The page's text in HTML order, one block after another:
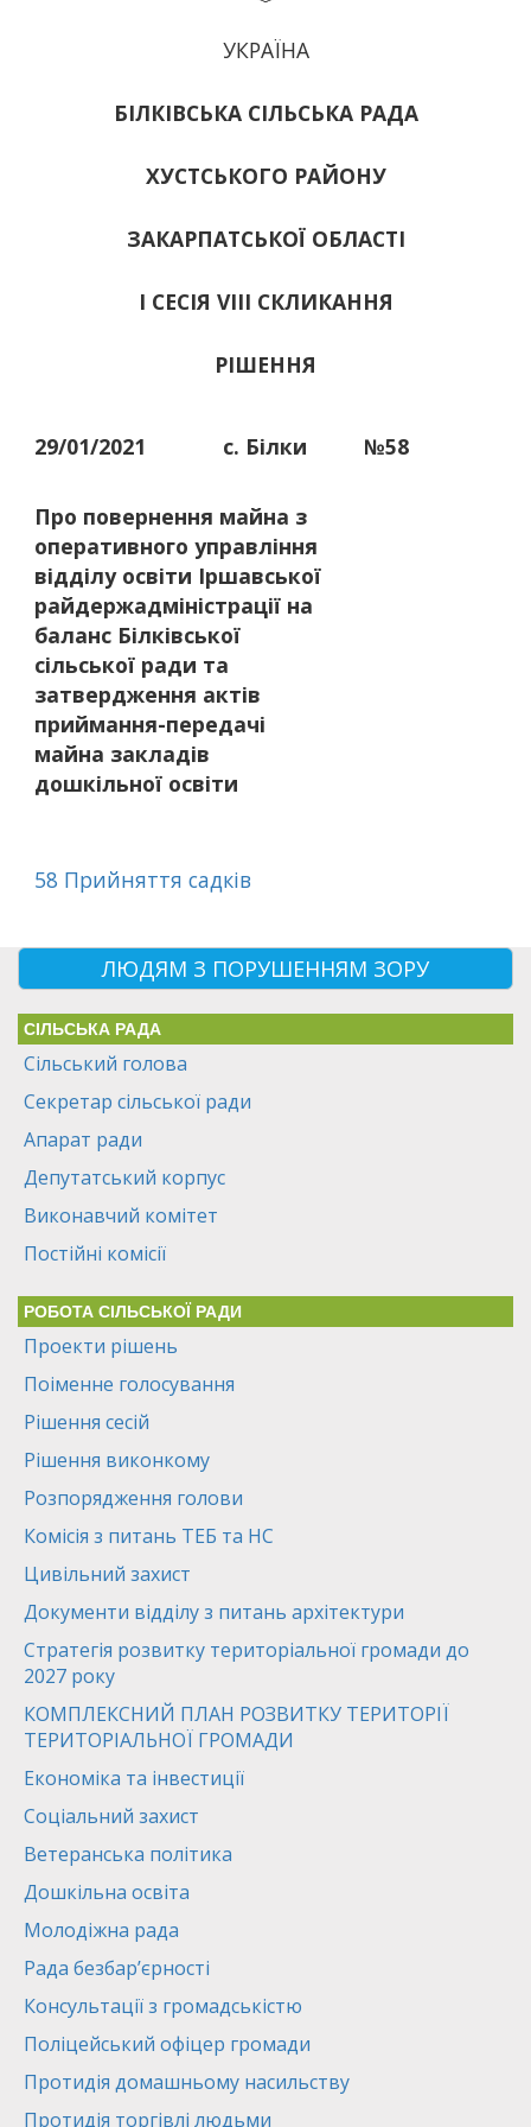
УКРАЇНА
БІЛКІВСЬКА СІЛЬСЬКА РАДА
ХУСТСЬКОГО РАЙОНУ
ЗАКАРПАТСЬКОЇ ОБЛАСТІ
І СЕСІЯ VIII СКЛИКАННЯ
РІШЕННЯ
29/01/2021 с. Білки №58
Про повернення майна з
оперативного управління
відділу освіти Іршавської
райдержадміністрації на
баланс Білківської
сільської ради та
затвердження актів
приймання-передачі
майна закладів
дошкільної освіти
58 Прийняття садків
ЛЮДЯМ З ПОРУШЕННЯМ ЗОРУ
СІЛЬСЬКА РАДА
Сільський голова
Секретар сільської ради
Апарат ради
Депутатський корпус
Виконавчий комітет
Постійні комісії
РОБОТА СІЛЬСЬКОЇ РАДИ
Проекти рішень
Поіменне голосування
Рішення сесій
Рішення виконкому
Розпорядження голови
Комісія з питань ТЕБ та НС
Цивільний захист
Документи відділу з питань архітектури
Стратегія розвитку територіальної громади до
2027 року
КОМПЛЕКСНИЙ ПЛАН РОЗВИТКУ ТЕРИТОРІЇ
ТЕРИТОРІАЛЬНОЇ ГРОМАДИ
Економіка та інвестиції
Соціальний захист
Ветеранська політика
Дошкільна освіта
Молодіжна рада
Рада безбар’єрності
Консультації з громадськістю
Поліцейський офіцер громади
Протидія домашньому насильству
Протидія торгівлі людьми